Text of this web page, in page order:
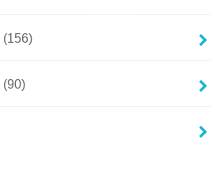
(156)
(90)